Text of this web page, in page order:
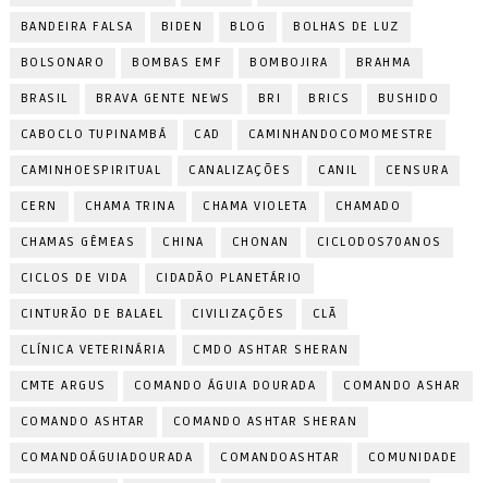
BANDEIRA FALSA BIDEN BLOG BOLHAS DE LUZ
BOLSONARO BOMBAS EMF BOMBOJIRA BRAHMA
BRASIL BRAVA GENTE NEWS BRI BRICS BUSHIDO
CABOCLO TUPINAMBÁ CAD CAMINHANDOCOMOMESTRE
CAMINHOESPIRITUAL CANALIZAÇÕES CANIL CENSURA
CERN CHAMA TRINA CHAMA VIOLETA CHAMADO
CHAMAS GÊMEAS CHINA CHONAN CICLODOS70ANOS
CICLOS DE VIDA CIDADÃO PLANETÁRIO
CINTURÃO DE BALAEL CIVILIZAÇÕES CLÃ
CLÍNICA VETERINÁRIA CMDO ASHTAR SHERAN
CMTE ARGUS COMANDO ÁGUIA DOURADA COMANDO ASHAR
COMANDO ASHTAR COMANDO ASHTAR SHERAN
COMANDOÁGUIADOURADA COMANDOASHTAR COMUNIDADE